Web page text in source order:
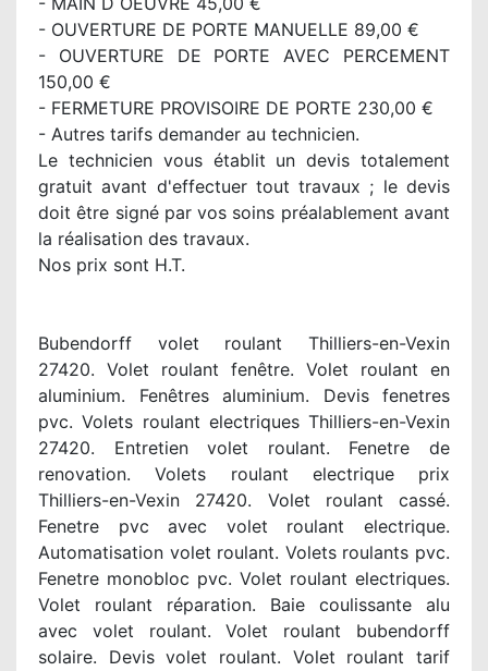
- OUVERTURE DE PORTE MANUELLE 89,00 €
- OUVERTURE DE PORTE AVEC PERCEMENT
150,00 €
- FERMETURE PROVISOIRE DE PORTE 230,00 €
- Autres tarifs demander au technicien.
Le technicien vous établit un devis totalement
gratuit avant d'effectuer tout travaux ; le devis
doit être signé par vos soins préalablement avant
la réalisation des travaux.
Nos prix sont H.T.
Bubendorff volet roulant Thilliers-en-Vexin
27420. Volet roulant fenêtre. Volet roulant en
aluminium. Fenêtres aluminium. Devis fenetres
pvc. Volets roulant electriques Thilliers-en-Vexin
27420. Entretien volet roulant. Fenetre de
renovation. Volets roulant electrique prix
Thilliers-en-Vexin 27420. Volet roulant cassé.
Fenetre pvc avec volet roulant electrique.
Automatisation volet roulant. Volets roulants pvc.
Fenetre monobloc pvc. Volet roulant electriques.
Volet roulant réparation. Baie coulissante alu
avec volet roulant. Volet roulant bubendorff
solaire. Devis volet roulant. Volet roulant tarif